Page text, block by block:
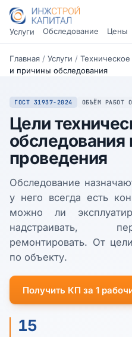
Услуги Обследование Цены
Главная / Услуги /
и причины обследования
ГОСТ 31937-2024 ОБЪЁМ РАБОТ
Цели
обследования
проведения
Обследование
у него всегда есть
можно ли
надстраивать,
ремонтировать. От
по объекту.
Получить КП за 1
15